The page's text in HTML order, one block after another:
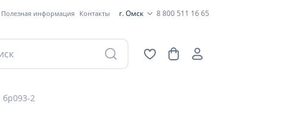
Полезная информация Контакты г. Омск 8 800 511 16 65
бр093-2